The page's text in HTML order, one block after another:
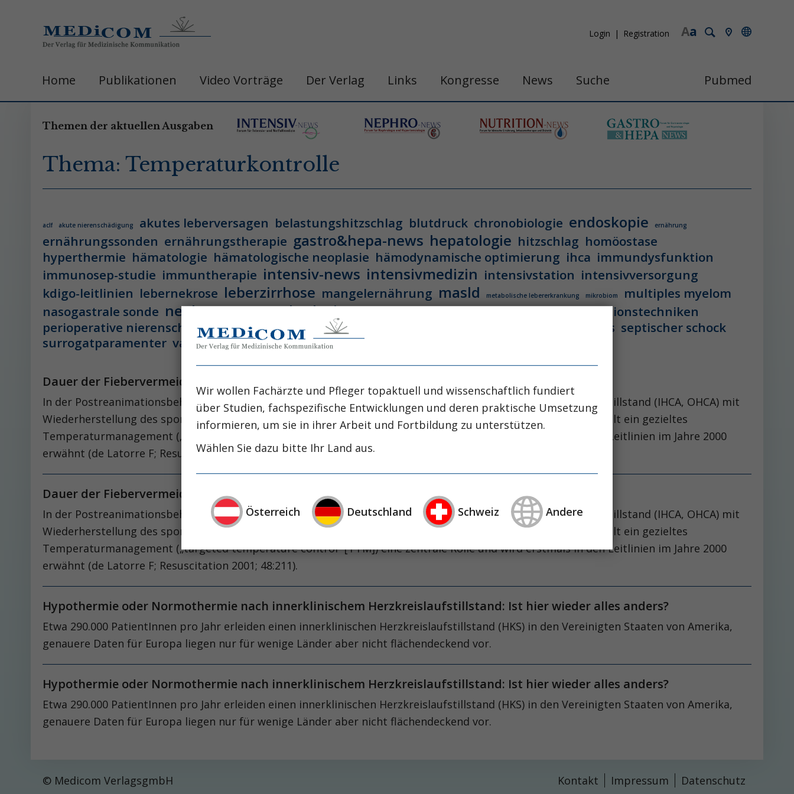
a
A
Login Registration
Home Publikationen Video Vorträge Der Verlag Links Kongresse News Suche Pubmed
Themen der aktuellen Ausgaben
Thema: Temperaturkontrolle
aclf akute nierenschädigung akutes leberversagen belastungshitzschlag blutdruck chronobiologie endoskopie ernährung
ernährungssonden ernährungstherapie gastro&hepa-news hepatologie hitzschlag homöostase
hyperthermie hämatologie hämatologische neoplasie hämodynamische optimierung ihca immundysfunktion
immunosep-studie immuntherapie intensiv-news intensivmedizin intensivstation intensivversorgung
kdigo-leitlinien lebernekrose leberzirrhose mangelernährung masld metabolische lebererkrankung mikrobiom
multiples myelom
nasogastrale sonde nephro-news nephrologie niereninsuffizienz nutrition peg-implantationstechniken
perioperative nierenschädigung
pisces-studie präzisionstherapie sepsis septischer schock
surrogatparamenter vasopressortherapie öggh
Dauer der Fiebervermeidung nach Herz-Kreislauf-Stillstand
In der Postreanimationsbehandlung bei Patienten, die nach einem inner- bzw. außerklinischen Herz-Kreislauf-Stillstand (IHCA, OHCA) mit
Wiederherstellung des spontanen Kreislaufs („return of spontaneous circulation“ [ROSC]) komatös bleiben, spielt ein gezieltes
Temperaturmanagement („targeted temperature control“ [TTM]) eine zentrale Rolle und wird erstmals in den Leitlinien im Jahre 2000
erwähnt (de Latorre F; Resuscitation 2001; 48:211).
Dauer der Fiebervermeidung nach Herz-Kreislauf-Stillstand
In der Postreanimationsbehandlung bei Patienten, die nach einem inner- bzw. außerklinischen Herz-Kreislauf-Stillstand (IHCA, OHCA) mit
Wiederherstellung des spontanen Kreislaufs („return of spontaneous circulation“ [ROSC]) komatös bleiben, spielt ein gezieltes
Temperaturmanagement („targeted temperature control“ [TTM]) eine zentrale Rolle und wird erstmals in den Leitlinien im Jahre 2000
erwähnt (de Latorre F; Resuscitation 2001; 48:211).
Hypothermie oder Normothermie nach innerklinischem Herzkreislaufstillstand: Ist hier wieder alles anders?
Etwa 290.000 PatientInnen pro Jahr erleiden einen innerklinischen Herzkreislaufstillstand (HKS) in den Vereinigten Staaten von Amerika,
genauere Daten für Europa liegen nur für wenige Länder aber nicht flächendeckend vor.
Hypothermie oder Normothermie nach innerklinischem Herzkreislaufstillstand: Ist hier wieder alles anders?
Etwa 290.000 PatientInnen pro Jahr erleiden einen innerklinischen Herzkreislaufstillstand (HKS) in den Vereinigten Staaten von Amerika,
genauere Daten für Europa liegen nur für wenige Länder aber nicht flächendeckend vor.
© Medicom VerlagsgmbH Kontakt Impressum Datenschutz
Wir wollen Fachärzte und Pfleger topaktuell und wissenschaftlich fundiert
über Studien, fachspezifische Entwicklungen und deren praktische Umsetzung
informieren, um sie in ihrer Arbeit und Fortbildung zu unterstützen.
Wählen Sie dazu bitte Ihr Land aus.
Österreich Deutschland Schweiz Andere